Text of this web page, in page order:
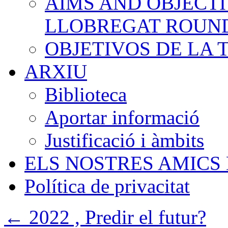
LLOBREGAT
OBJETIVOS DE LA
ARXIU
Biblioteca
Aportar informació
Justificació i àmbits
ELS NOSTRES
Política de privacitat
← 2022 , Predir el futur?